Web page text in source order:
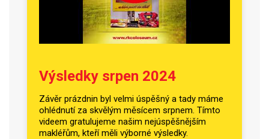
Výsledky srpen 2024
Závěr prázdnin byl velmi úspěšný a tady máme
ohlédnutí za skvělým měsícem srpnem. Tímto
videem gratulujeme našim nejúspěšnějším
makléřům, kteří měli výborné výsledky.